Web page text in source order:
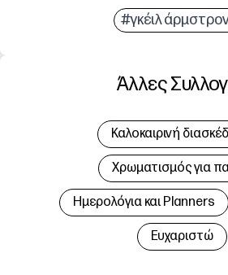
#γκέιλ
Άλλες
Καλοκαιρινή
Χρωματισμός για
Hμερολόγια και Planners
Ευχαριστώ